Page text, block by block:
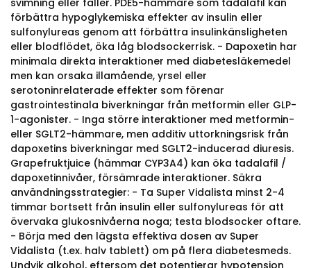
svimning eller faller. PDE5-hämmare som tadalafil kan
förbättra hypoglykemiska effekter av insulin eller
sulfonylureas genom att förbättra insulinkänsligheten
eller blodflödet, öka låg blodsockerrisk. - Dapoxetin har
minimala direkta interaktioner med diabetesläkemedel
men kan orsaka illamående, yrsel eller
serotoninrelaterade effekter som förenar
gastrointestinala biverkningar från metformin eller GLP-
1-agonister. - Inga större interaktioner med metformin-
eller SGLT2-hämmare, men additiv uttorkningsrisk från
dapoxetins biverkningar med SGLT2-inducerad diuresis.
Grapefruktjuice (hämmar CYP3A4) kan öka tadalafil /
dapoxetinnivåer, försämrade interaktioner. Säkra
användningsstrategier: - Ta Super Vidalista minst 2-4
timmar bortsett från insulin eller sulfonylureas för att
övervaka glukosnivåerna noga; testa blodsocker oftare.
- Börja med den lägsta effektiva dosen av Super
Vidalista (t.ex. halv tablett) om på flera diabetesmeds.
Undvik alkohol, eftersom det potentierar hypotension